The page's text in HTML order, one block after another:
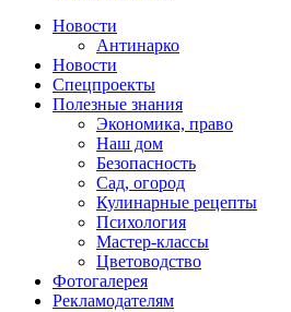
Новости
Антинарко
Новости
Спецпроекты
Полезные знания
Экономика, право
Наш дом
Безопасность
Сад, огород
Кулинарные рецепты
Психология
Мастер-классы
Цветоводство
Фотогалерея
Рекламодателям